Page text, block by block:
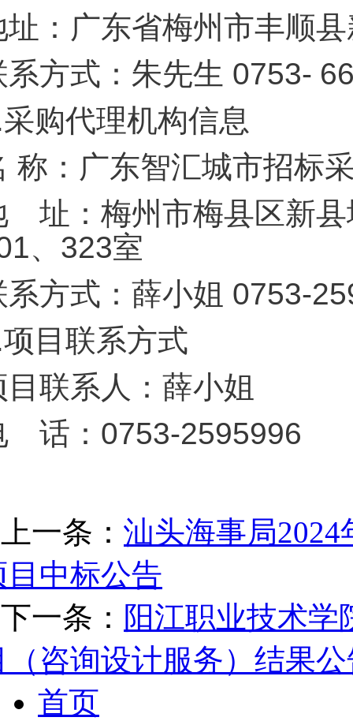
址：广东省梅州市丰顺
系方式：朱先生 0753-
采购代理机构信息
称：广东智汇城市招标
址：梅州市梅县区新县
、323室
系方式：薛小姐 0753-
项目联系方式
目联系人：薛小姐
话：0753-2595996
上一条： 汕头海事局
目中标公告
下一条： 阳江职业技术学
（咨询设计服务）结果
首页